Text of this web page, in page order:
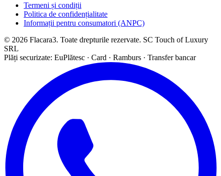
Termeni și condiții
Politica de confidențialitate
Informații pentru consumatori (ANPC)
© 2026 Flacara3. Toate drepturile rezervate. SC Touch of Luxury
SRL
Plăți securizate: EuPlătesc · Card · Ramburs · Transfer bancar